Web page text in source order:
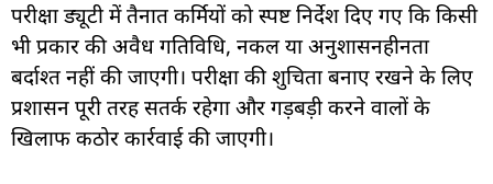
परीक्षा ड्यूटी में तैनात कर्मियों को स्पष्ट निर्देश दिए गए कि किसी
भी प्रकार की अवैध गतिविधि, नकल या अनुशासनहीनता
बर्दाश्त नहीं की जाएगी। परीक्षा की शुचिता बनाए रखने के लिए
प्रशासन पूरी तरह सतर्क रहेगा और गड़बड़ी करने वालों के
खिलाफ कठोर कार्रवाई की जाएगी।